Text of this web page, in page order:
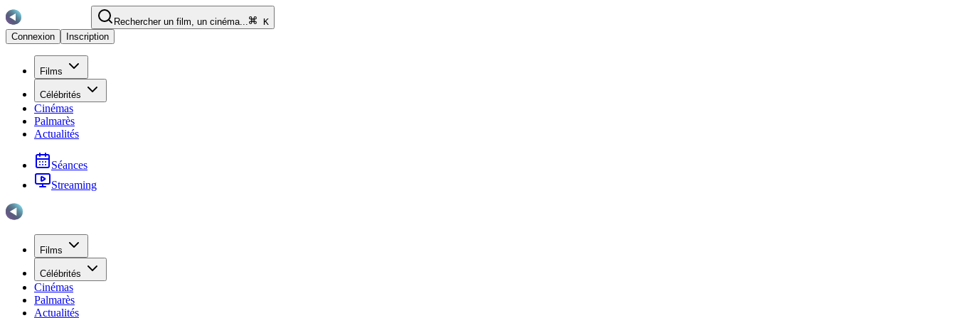
Rechercher un film, un cinéma...
K
Connexion
Inscription
Films
Célébrités
Cinémas
Palmarès
Actualités
Séances
Streaming
Films
Célébrités
Cinémas
Palmarès
Actualités